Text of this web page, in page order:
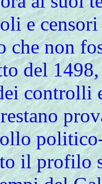
e
non
del
controlli
il profilo